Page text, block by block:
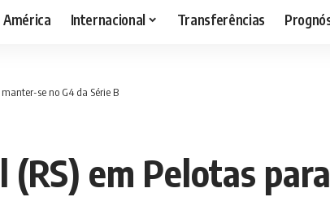
América Internacional Transferências
se no G4 da Série B
(RS) em Pelotas